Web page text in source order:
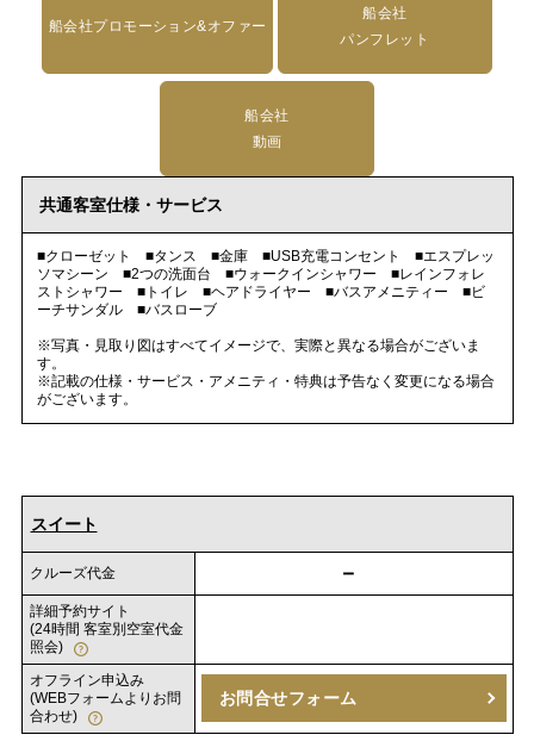
船会社プロモーション&オファー
船会社
パンフレット
船会社
動画
共通客室仕様・サービス
■クローゼット ■タンス ■金庫 ■USB充電コンセント ■エスプレッ
ソマシーン ■2つの洗面台 ■ウォークインシャワー ■レインフォレ
ストシャワー ■トイレ ■ヘアドライヤー ■バスアメニティー ■ビ
ーチサンダル ■バスローブ
※写真・見取り図はすべてイメージで、実際と異なる場合がございま
す。
※記載の仕様・サービス・アメニティ・特典は予告なく変更になる場合
がございます。
スイート
クルーズ代金 －
詳細予約サイト
(24時間 客室別空室代金
照会)
オフライン申込み
(WEBフォームよりお問
合わせ)
お問合せフォーム